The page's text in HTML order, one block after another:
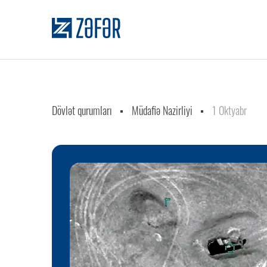
Dövlət qurumları Müdafiə Nazirliyi 1 Oktyabr